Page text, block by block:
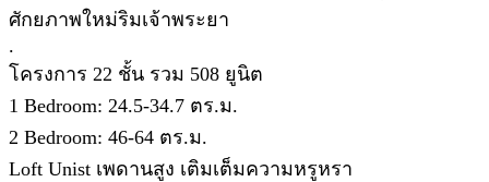
ศักยภาพใหม่ริมเจ้าพระยา
.
โครงการ 22 ชั้น รวม 508 ยูนิต
1 Bedroom: 24.5-34.7 ตร.ม.
2 Bedroom: 46-64 ตร.ม.
Loft Unist เพดานสูง เติมเต็มความหรูหรา